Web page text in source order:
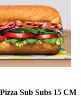
Pizza Sub Subs 15 CM